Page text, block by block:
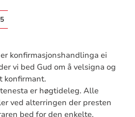
konfirmasjonshandlinga ei
vi bed Gud om å velsigna og
konfirmant.
er høgtideleg. Alle
ved alterringen der presten
bed for den enkelte.